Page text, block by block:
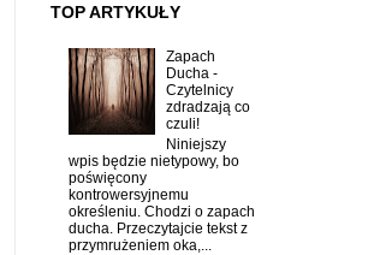
TOP ARTYKUŁY
Zapach
Ducha -
Czytelnicy
zdradzają co
czuli!
Niniejszy
wpis będzie nietypowy, bo
poświęcony
kontrowersyjnemu
określeniu. Chodzi o zapach
ducha. Przeczytajcie tekst z
przymrużeniem oka,...